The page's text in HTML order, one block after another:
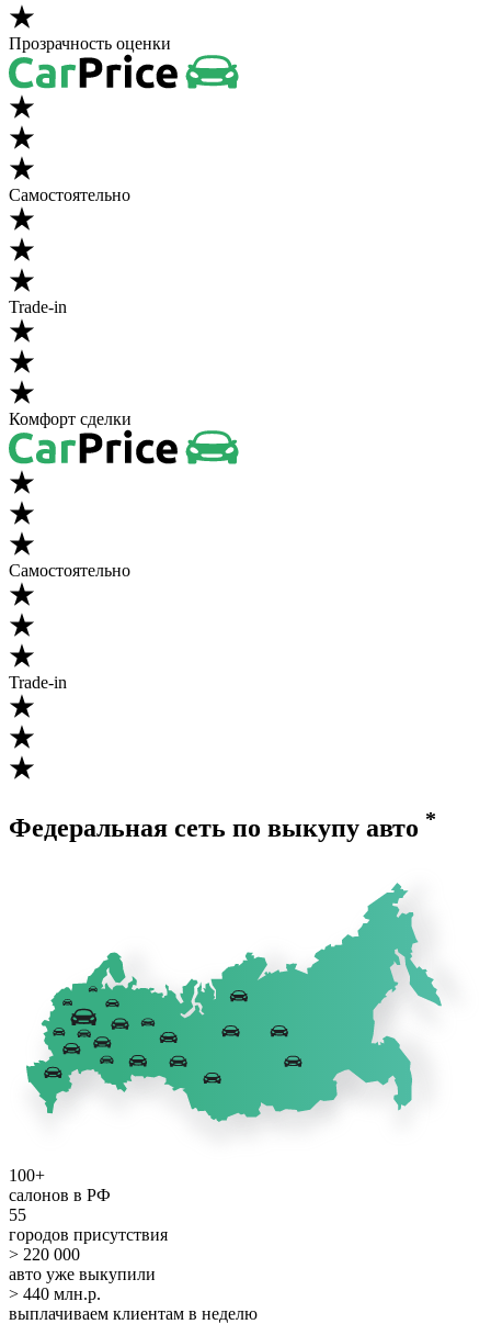
Прозрачность оценки
Самостоятельно
Trade-in
Комфорт сделки
Самостоятельно
Trade-in
Федеральная сеть по выкупу авто *
100+
салонов в РФ
55
городов присутствия
> 220 000
авто уже выкупили
> 440 млн.р.
выплачиваем клиентам в неделю